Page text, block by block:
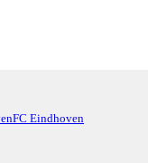
FC Eindhoven